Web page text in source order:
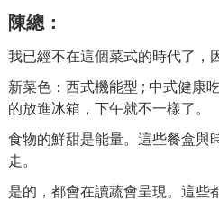
陳總：
我已經不在這個菜式的時代了，
新菜色：西式機能型 ; 中式健康
的放進冰箱，下午就不一樣了。
食物的鮮甜是能量。這些餐盒與
走。
是的，都會在讀蔬會呈現。這些